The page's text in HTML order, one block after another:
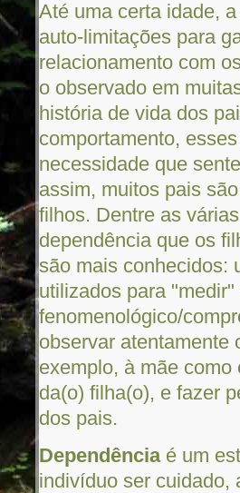
Até uma certa idade,
auto-limitações para
relacionamento com
o observado em
história de vida dos
comportamento,
necessidade que
assim, muitos pais
filhos. Dentre as
dependência que os
são mais conhecidos:
utilizados para
fenomenológico/
observar atentamente
exemplo, à mãe
da(o) filha(o), e fazer
dos pais.
Dependênciaé um
indivíduo ser cuidado,